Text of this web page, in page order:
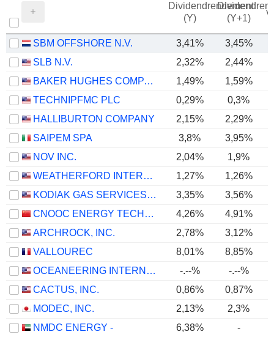
Dividendrendement
(Y)
(Y+1)
SBM OFFSHORE N.V. 3,41%
3,45%
SLB N.V.
2,32% 2,44%
BAKER HUGHES COMPANY
1,49% 1,59%
TECHNIPFMC PLC
0,29% 0,3%
HALLIBURTON COMPANY
2,15% 2,29%
SAIPEM SPA
3,8% 3,95%
NOV INC.
2,04% 1,9%
WEATHERFORD INTERNATIONAL PLC
1,27% 1,26%
KODIAK GAS SERVICES, INC.
3,35% 3,56%
CNOOC ENERGY TECHNOLOGY & SERVICES LIMITED
4,26%
4,91%
ARCHROCK, INC.
2,78% 3,12%
VALLOUREC
8,01% 8,85%
OCEANEERING INTERNATIONAL, INC.
-.--%
-.--%
CACTUS, INC.
0,86% 0,87%
MODEC, INC.
2,13% 2,3%
NMDC ENERGY -
6,38%
-